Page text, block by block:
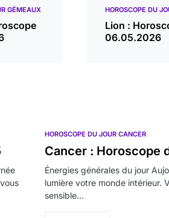
GÉMEAUX HOROSCOPE DU
Lion :
06.05.2026
HOROSCOPE DU JOUR CANCER
Cancer : Horoscope
Énergies générales du jour
lumière votre monde intérieur.
sensible…